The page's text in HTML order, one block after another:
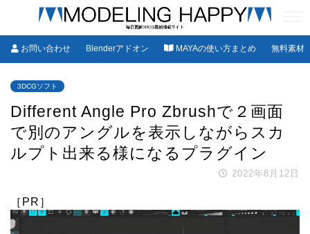
お問い合わせ Blenderアドオン MAYAの使い方まとめ 無料素材
3DCGソフト
Different Angle Pro Zbrushで２画面
で別のアングルを表示しながらスカ
ルプト出来る様になるプラグイン
2022年8月12日
［PR］